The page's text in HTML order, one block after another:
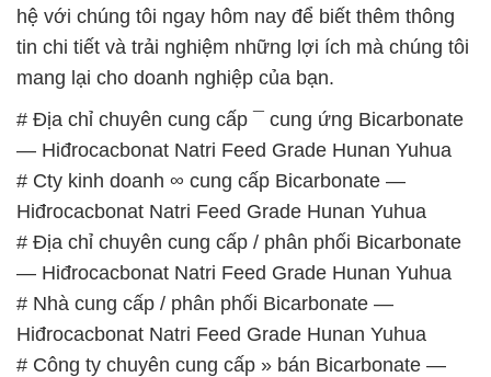
hệ với chúng tôi ngay hôm nay để biết thêm thông
tin chi tiết và trải nghiệm những lợi ích mà chúng tôi
mang lại cho doanh nghiệp của bạn.
# Địa chỉ chuyên cung cấp ¯ cung ứng Bicarbonate
— Hiđrocacbonat Natri Feed Grade Hunan Yuhua
# Cty kinh doanh ∞ cung cấp Bicarbonate —
Hiđrocacbonat Natri Feed Grade Hunan Yuhua
# Địa chỉ chuyên cung cấp / phân phối Bicarbonate
— Hiđrocacbonat Natri Feed Grade Hunan Yuhua
# Nhà cung cấp / phân phối Bicarbonate —
Hiđrocacbonat Natri Feed Grade Hunan Yuhua
# Công ty chuyên cung cấp » bán Bicarbonate —